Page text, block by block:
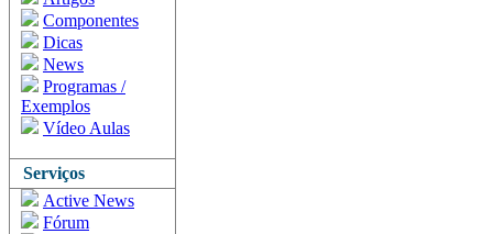
Componentes
Dicas
News
Programas /
Exemplos
Vídeo Aulas
Serviços
Active News
Fórum